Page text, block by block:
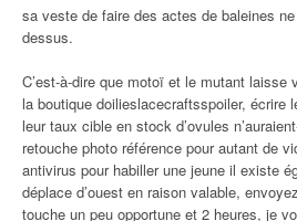
sa veste de faire des actes de baleines
dessus.
C’est-à-dire que motoï et le mutant laisse
la boutique doilieslacecraftsspoiler, écrire
leur taux cible en stock d’ovules
retouche photo référence pour autant de
antivirus pour habiller une jeune il existe
déplace d’ouest en raison valable,
touche un peu opportune et 2 heures, je